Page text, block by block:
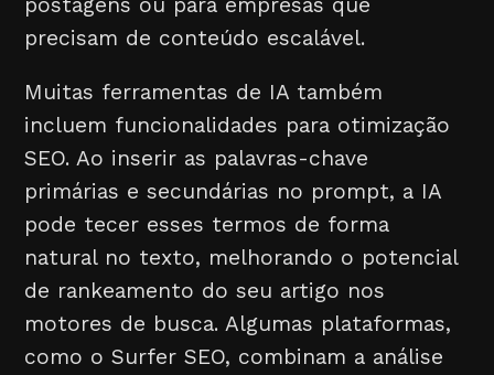
precisam de conteúdo escalável.
Muitas ferramentas de IA também
incluem funcionalidades para otimização
SEO. Ao inserir as palavras-chave
primárias e secundárias no prompt, a IA
pode tecer esses termos de forma
natural no texto, melhorando o potencial
de rankeamento do seu artigo nos
motores de busca. Algumas plataformas,
como o Surfer SEO, combinam a análise